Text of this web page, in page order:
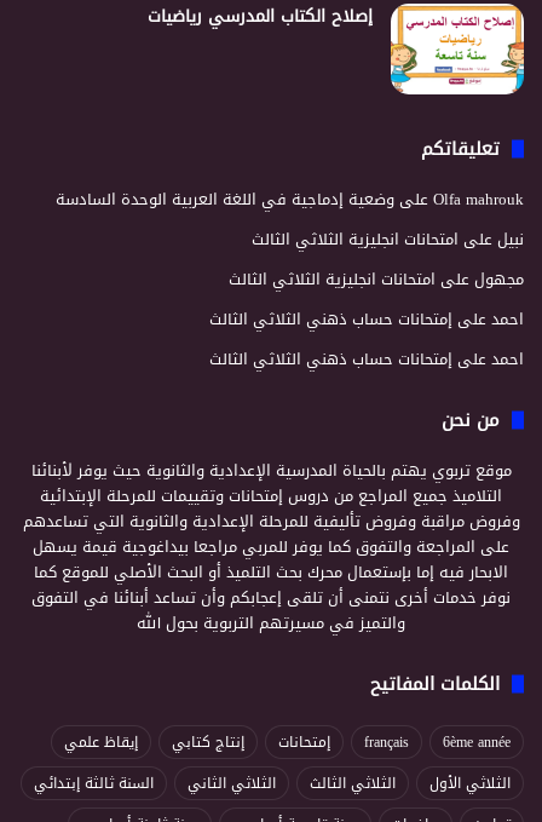
إصلاح الكتاب المدرسي رياضيات
تعليقاتكم
Olfa mahroukعلى وضعية إدماجية في اللغة العربية الوحدة السادسة
نبيلعلى امتحانات انجليزية الثلاثي الثالث
مجهولعلى امتحانات انجليزية الثلاثي الثالث
احمدعلى إمتحانات حساب ذهني الثلاثي الثالث
احمدعلى إمتحانات حساب ذهني الثلاثي الثالث
من نحن
موقع تربوي يهتم بالحياة المدرسية الإعدادية والثانوية حيث يوفر لأبنائنا
التلاميذ جميع المراجع من دروس إمتحانات وتقييمات للمرحلة الإبتدائية
وفروض مراقبة وفروض تأليفية للمرحلة الإعدادية والثانوية التي تساعدهم
على المراجعة والتفوق كما يوفر للمربي مراجعا بيداغوجية قيمة يسهل
الابحار فيه إما بإستعمال محرك بحث التلميذ أو البحث الأصلي للموقع كما
نوفر خدمات أخرى نتمنى أن تلقى إعجابكم وأن تساعد أبنائنا في التفوق
والتميز في مسيرتهم التربوية بحول الله
الكلمات المفاتيح
6ème année
français إمتحانات إنتاج كتابي
إيقاظ علمي
الثلاثي الأول
الثلاثي الثالث الثلاثي الثاني
السنة ثالثة إبتدائي